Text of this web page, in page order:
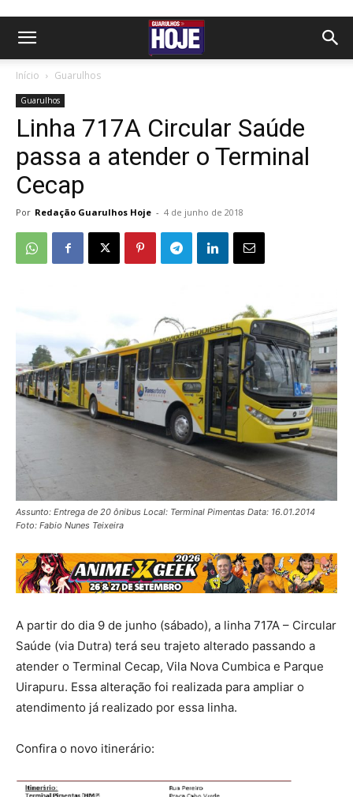
Início Guarulhos
Guarulhos
Linha 717A Circular Saúde
passa a atender o Terminal
Cecap
Por Redação Guarulhos Hoje - 4 de junho de 2018
Assunto: Entrega de 20 ônibus Local: Terminal Pimentas Data: 16.01.2014
Foto: Fabio Nunes Teixeira
A partir do dia 9 de junho (sábado), a linha 717A – Circular
Saúde (via Dutra) terá seu trajeto alterado passando a
atender o Terminal Cecap, Vila Nova Cumbica e Parque
Uirapuru. Essa alteração foi realizada para ampliar o
atendimento já realizado por essa linha.
Confira o novo itinerário: